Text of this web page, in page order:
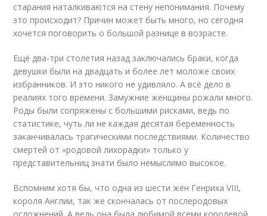
старания наталкиваются на стену непонимания. Почему
это происходит? Причин может быть много, но сегодня
хочется поговорить о большой разнице в возрасте.
Ещё два-три столетия назад заключались браки, когда
девушки были на двадцать и более лет моложе своих
избранников. И это никого не удивляло. А всё дело в
реалиях того времени. Замужние женщины рожали много.
Роды были сопряжены с большими рисками, ведь по
статистике, чуть ли не каждая десятая беременность
заканчивалась трагическими последствиями. Количество
смертей от «родовой лихорадки» только у
представительниц знати было немыслимо высокое.
Вспомним хотя бы, что одна из шести жён Генриха VIII,
короля Англии, так же скончалась от послеродовых
осложнений. А ведь она была любимой всеми королевой